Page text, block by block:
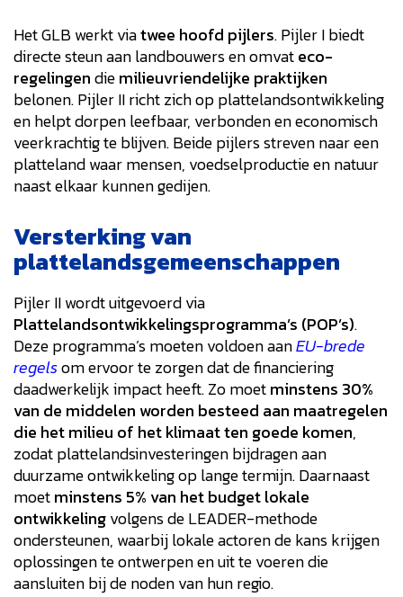
Het GLB werkt viatwee hoofd pijlers. Pijler I biedt
directe steun aan landbouwers en omvateco-
regelingendiemilieuvriendelijke praktijken
belonen. Pijler II richt zich op plattelandsontwikkeling
en helpt dorpen leefbaar, verbonden en economisch
veerkrachtig te blijven. Beide pijlers streven naar een
platteland waar mensen, voedselproductie en natuur
naast elkaar kunnen gedijen.
Versterking van
plattelandsgemeenschappen
Pijler II wordt uitgevoerd via
Plattelandsontwikkelingsprogramma’s (POP’s).
Deze programma’s moeten voldoen aanEU-brede
regelsom ervoor te zorgen dat de financiering
daadwerkelijk impact heeft. Zo moetminstens 30%
van de middelen worden besteed aan maatregelen
die het milieu of het klimaat ten goede komen,
zodat plattelandsinvesteringen bijdragen aan
duurzame ontwikkeling op lange termijn. Daarnaast
moetminstens 5% van het budget lokale
ontwikkelingvolgens de LEADER-methode
ondersteunen, waarbij lokale actoren de kans krijgen
oplossingen te ontwerpen en uit te voeren die
aansluiten bij de noden van hun regio.